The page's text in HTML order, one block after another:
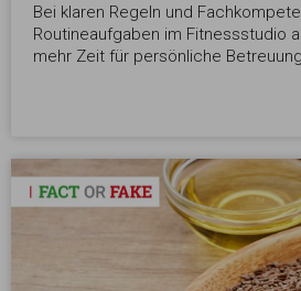
Bei klaren Regeln und
Routineaufgaben im Fitnessstudio
mehr Zeit für persönliche